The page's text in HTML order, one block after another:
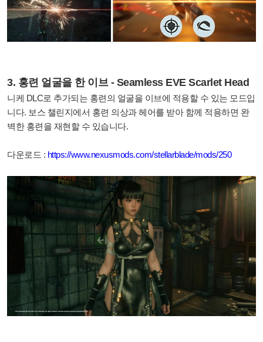
3. 홍련 얼굴을 한 이브 - Seamless EVE Scarlet Head
니케 DLC로 추가되는 홍련의 얼굴을 이브에 적용할 수 있는 모드입
니다. 보스 챌린지에서 홍련 의상과 헤어를 받아 함께 적용하면 완
벽한 홍련을 재현할 수 있습니다.
다운로드 : https://www.nexusmods.com/stellarblade/mods/250